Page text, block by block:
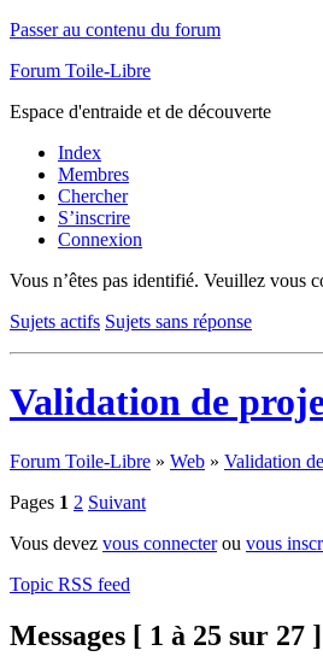
Passer au contenu du forum
Forum Toile-Libre
Espace d'entraide et de découverte
Index
Membres
Chercher
S’inscrire
Connexion
Vous n’êtes pas identifié. Veuillez vous
Sujets actifs Sujets sans réponse
Validation de
Forum Toile-Libre » Web » Validation
Pages 1 2 Suivant
Vous devez vous connecterou vous
Topic RSS feed
Messages [ 1 à 25 sur 27 ]